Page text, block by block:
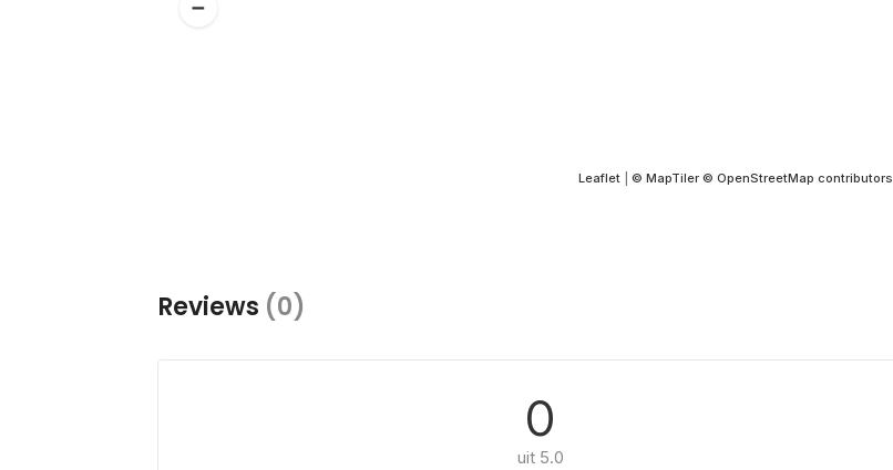
Leaflet| © MapTiler © OpenStreetMap contributors
Reviews (0)
0
uit 5.0